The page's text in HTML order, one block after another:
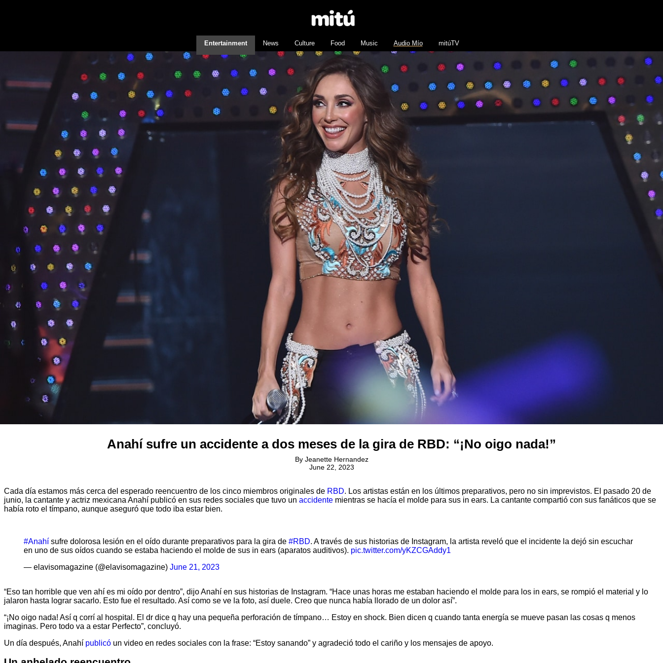
Entertainment News Culture Food Music Audio Mío mitúTV
Anahí sufre un accidente a dos meses de la gira de RBD: “¡No oigo nada!”
By Jeanette Hernandez
June 22, 2023
Cada día estamos más cerca del esperado reencuentro de los cinco miembros originales de RBD. Los artistas están en los últimos preparativos, pero no sin imprevistos. El pasado 20 de
junio, la cantante y actriz mexicana Anahí publicó en sus redes sociales que tuvo un accidente mientras se hacía el molde para sus in ears. La cantante compartió con sus fanáticos que se
había roto el tímpano, aunque aseguró que todo iba estar bien.
#Anahí sufre dolorosa lesión en el oído durante preparativos para la gira de #RBD. A través de sus historias de Instagram, la artista reveló que el incidente la dejó sin escuchar
en uno de sus oídos cuando se estaba haciendo el molde de sus in ears (aparatos auditivos). pic.twitter.com/yKZCGAddy1
— elavisomagazine (@elavisomagazine) June 21, 2023
“Eso tan horrible que ven ahí es mi oído por dentro”, dijo Anahí en sus historias de Instagram. “Hace unas horas me estaban haciendo el molde para los in ears, se rompió el material y lo
jalaron hasta lograr sacarlo. Esto fue el resultado. Así como se ve la foto, así duele. Creo que nunca había llorado de un dolor así”.
“¡No oigo nada! Así q corrí al hospital. El dr dice q hay una pequeña perforación de tímpano… Estoy en shock. Bien dicen q cuando tanta energía se mueve pasan las cosas q menos
imaginas. Pero todo va a estar Perfecto”, concluyó.
Un día después, Anahí publicó un video en redes sociales con la frase: “Estoy sanando” y agradeció todo el cariño y los mensajes de apoyo.